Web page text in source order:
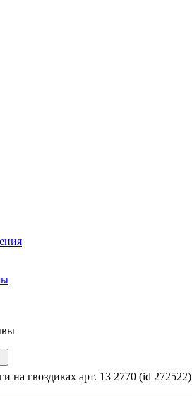
на гвоздиках арт. 13 2770 (id 272522)